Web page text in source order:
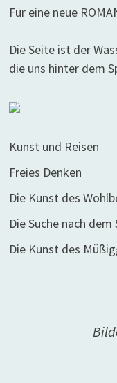
Für eine neue
Die Seite ist der
die uns hinter dem
Kunst und Reisen
Freies Denken
Die Kunst des
Die Suche nach
Die Kunst des